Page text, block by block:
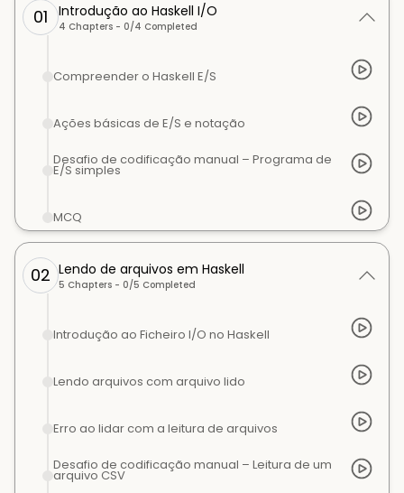
01 Introdução ao Haskell I/O
4 Chapters - 0/4 Completed
Compreender o Haskell E/S
Ações básicas de E/S e notação
Desafio de codificação manual – Programa de
E/S simples
MCQ
02 Lendo de arquivos em Haskell
5 Chapters - 0/5 Completed
Introdução ao Ficheiro I/O no Haskell
Lendo arquivos com arquivo lido
Erro ao lidar com a leitura de arquivos
Desafio de codificação manual – Leitura de um
arquivo CSV